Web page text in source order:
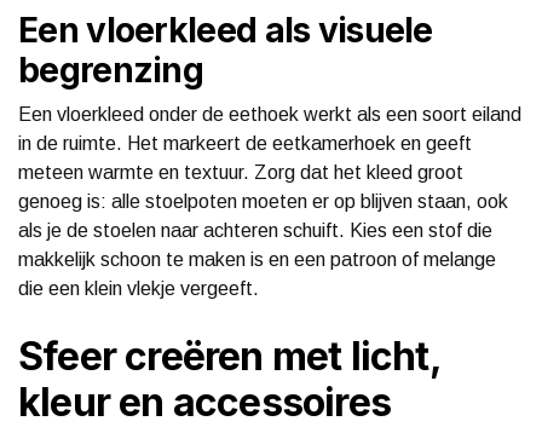
Een vloerkleed als visuele
begrenzing
Een vloerkleed onder de eethoek werkt als een soort eiland
in de ruimte. Het markeert de eetkamerhoek en geeft
meteen warmte en textuur. Zorg dat het kleed groot
genoeg is: alle stoelpoten moeten er op blijven staan, ook
als je de stoelen naar achteren schuift. Kies een stof die
makkelijk schoon te maken is en een patroon of melange
die een klein vlekje vergeeft.
Sfeer creëren met licht,
kleur en accessoires